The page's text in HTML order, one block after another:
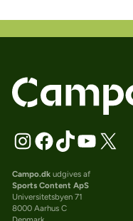
Campo.dkudgives af
Sports Content ApS
Universitetsbyen 71
8000 Aarhus C